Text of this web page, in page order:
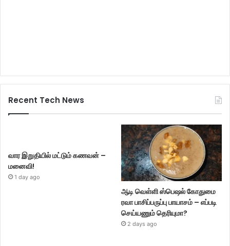
Recent Tech News
வார இறுதியில் மட்டும் கணவன் –
மனைவி!
1 day ago
ஆடி வெள்ளி ஸ்பெஷல் கோதுமை
ரவா பாசிப்பருப்பு பாயாசம் – எப்படி
செய்யணும் தெரியுமா?
2 days ago